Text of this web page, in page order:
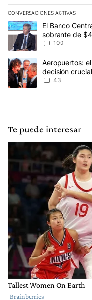
CONVERSACIONES ACTIVAS
Este listado muestra los
Un artículo de tendencia
El Banco
sobrante de
100
Un artículo de tendencia
Aeropuertos:
decisión
43